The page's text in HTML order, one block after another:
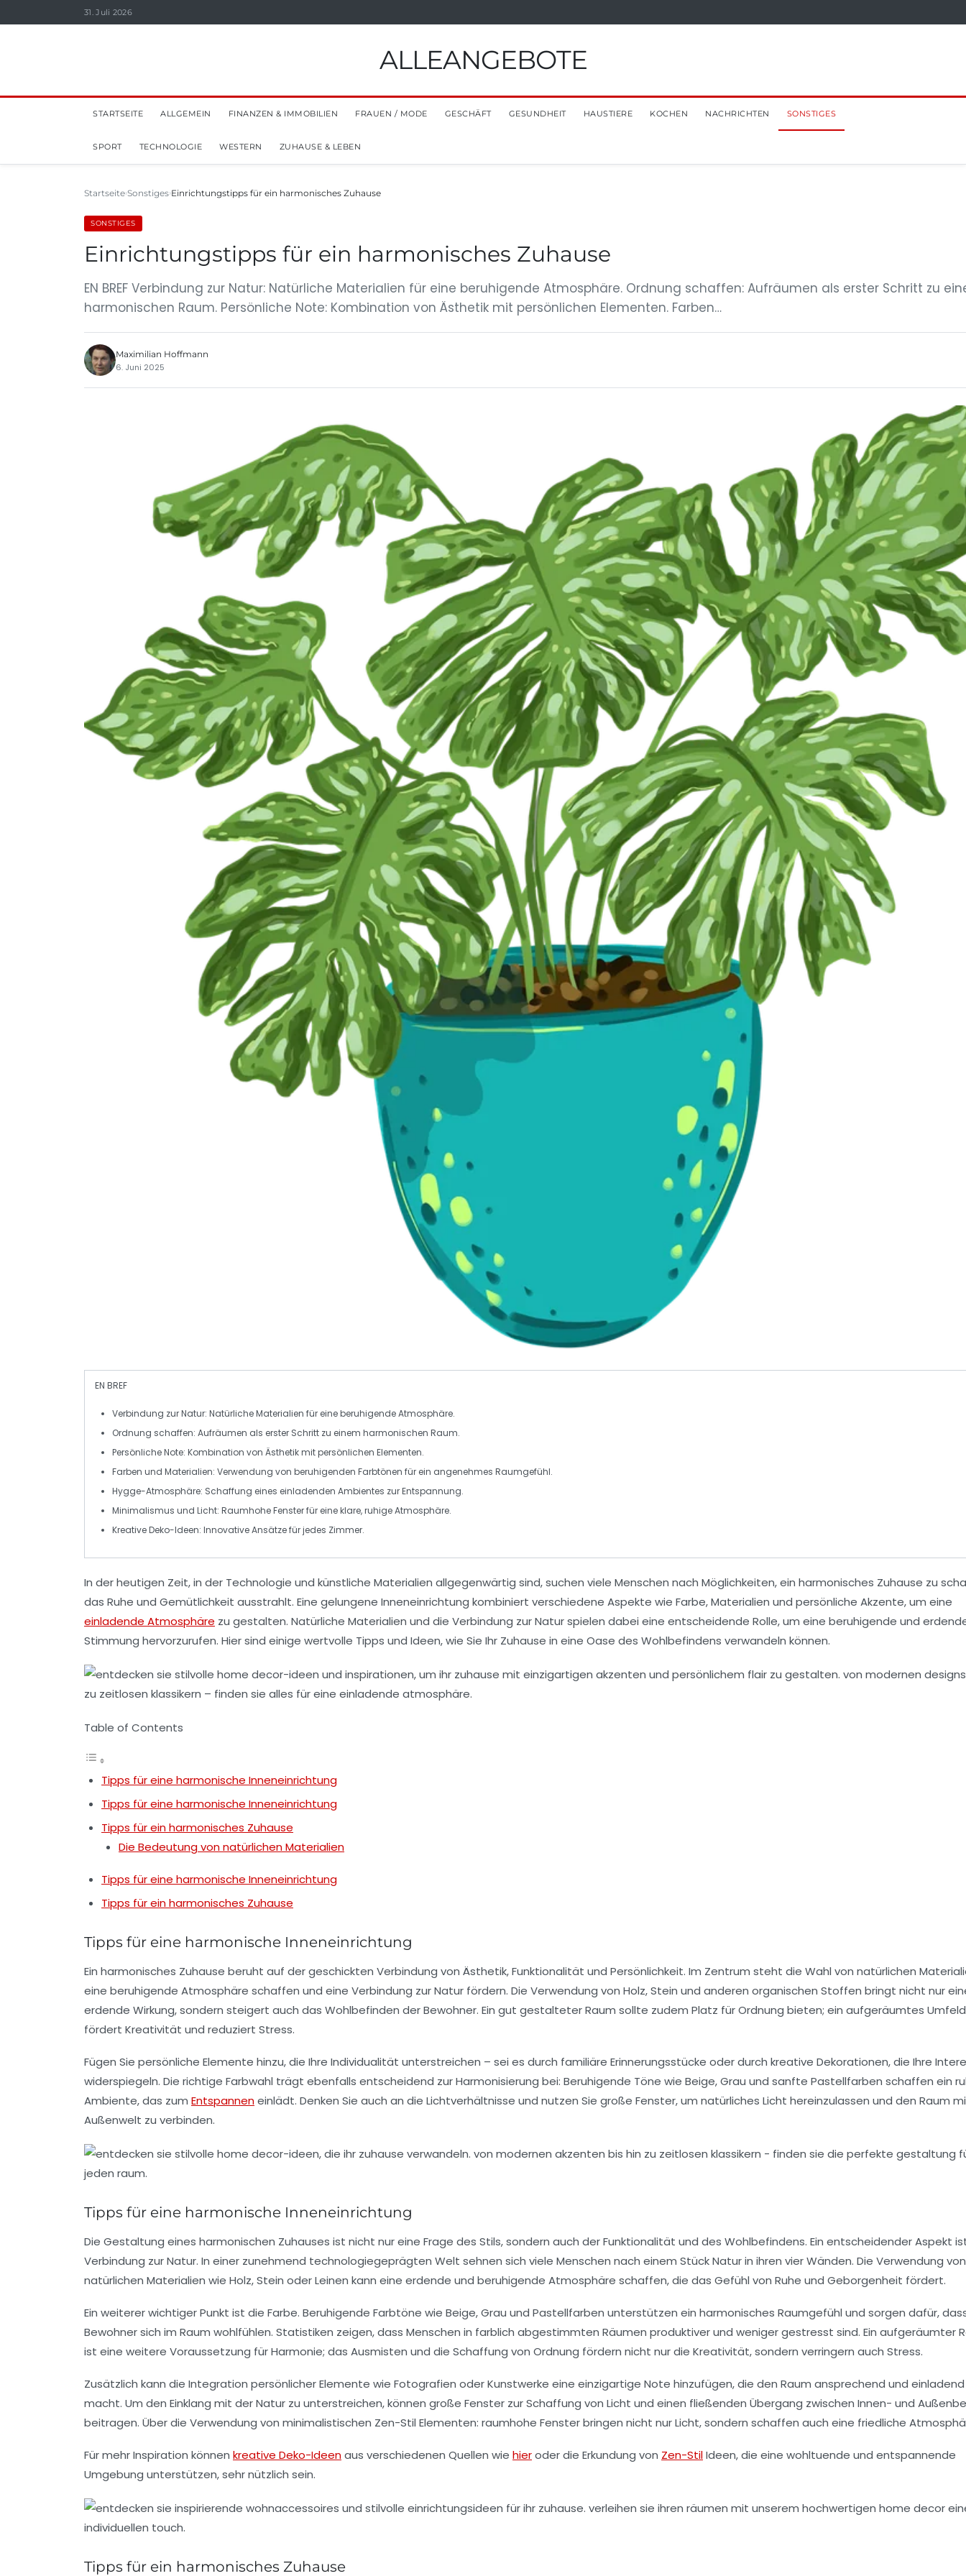
31. Juli 2026
ALLEANGEBOTE
STARTSEITE ALLGEMEIN FINANZEN & IMMOBILIEN FRAUEN / MODE GESCHÄFT GESUNDHEIT HAUSTIERE KOCHEN NACHRICHTEN SONSTIGES
SPORT TECHNOLOGIE WESTERN ZUHAUSE & LEBEN
Startseite Sonstiges Einrichtungstipps für ein harmonisches Zuhause
SONSTIGES
Einrichtungstipps für ein harmonisches Zuhause
EN BREF Verbindung zur Natur: Natürliche Materialien für eine beruhigende Atmosphäre. Ordnung schaffen: Aufräumen als erster Schritt zu
harmonischen Raum. Persönliche Note: Kombination von Ästhetik mit persönlichen Elementen. Farben…
Maximilian Hoffmann
6. Juni 2025
EN BREF
Verbindung zur Natur: Natürliche Materialien für eine beruhigende Atmosphäre.
Ordnung schaffen: Aufräumen als erster Schritt zu einem harmonischen Raum.
Persönliche Note: Kombination von Ästhetik mit persönlichen Elementen.
Farben und Materialien: Verwendung von beruhigenden Farbtönen für ein angenehmes Raumgefühl.
Hygge-Atmosphäre: Schaffung eines einladenden Ambientes zur Entspannung.
Minimalismus und Licht: Raumhohe Fenster für eine klare, ruhige Atmosphäre.
Kreative Deko-Ideen: Innovative Ansätze für jedes Zimmer.
In der heutigen Zeit, in der Technologie und künstliche Materialien allgegenwärtig sind, suchen viele Menschen nach Möglichkeiten, ein harmonisches Zuhause zu
das Ruhe und Gemütlichkeit ausstrahlt. Eine gelungene Inneneinrichtung kombiniert verschiedene Aspekte wie Farbe,Materialien und persönliche Akzente, um eine
einladende Atmosphäre zu gestalten. Natürliche Materialien und die Verbindung zurNaturspielen dabei eine entscheidende Rolle, um eine beruhigende und
Stimmung hervorzurufen. Hier sind einige wertvolle Tipps und Ideen, wie Sie Ihr Zuhause in eine Oase des Wohlbefindens verwandeln können.
Table of Contents
Tipps für eine harmonische Inneneinrichtung
Tipps für eine harmonische Inneneinrichtung
Tipps für ein harmonisches Zuhause
Die Bedeutung von natürlichen Materialien
Tipps für eine harmonische Inneneinrichtung
Tipps für ein harmonisches Zuhause
Tipps für eine harmonische Inneneinrichtung
Ein harmonisches Zuhause beruht auf der geschickten Verbindung von Ästhetik,Funktionalität und Persönlichkeit. Im Zentrum steht die Wahl von natürlichen
eine beruhigende Atmosphäre schaffen und eine Verbindung zur Natur fördern. Die Verwendung von Holz, Stein und anderen organischen Stoffen bringt nicht nur
erdende Wirkung, sondern steigert auch das Wohlbefinden der Bewohner. Ein gut gestalteter Raum sollte zudem Platz fürOrdnung bieten; ein aufgeräumtes Umfeld
fördert Kreativität und reduziert Stress.
Fügen Sie persönliche Elemente hinzu, die Ihre Individualität unterstreichen – sei es durch familiäre Erinnerungsstücke oder durch kreative Dekorationen, die Ihre
widerspiegeln. Die richtige Farbwahl trägt ebenfalls entscheidend zur Harmonisierung bei: Beruhigende Töne wie Beige,Grau und sanfte Pastellfarben schaffen ein
Ambiente, das zum Entspanneneinlädt. Denken Sie auch an die Lichtverhältnisse und nutzen Sie große Fenster, um natürliches Licht hereinzulassen und den Raum
Außenwelt zu verbinden.
Tipps für eine harmonische Inneneinrichtung
Die Gestaltung eines harmonischen Zuhauses ist nicht nur eine Frage des Stils, sondern auch der Funktionalität und des Wohlbefindens. Ein entscheidender Aspekt
Verbindung zur Natur. In einer zunehmend technologiegeprägten Welt sehnen sich viele Menschen nach einem Stück Natur in ihren vier Wänden. Die Verwendung von
natürlichen Materialien wie Holz, Stein oder Leinen kann eine erdende und beruhigende Atmosphäre schaffen, die das Gefühl von Ruhe und Geborgenheit fördert.
Ein weiterer wichtiger Punkt ist die Farbe. Beruhigende Farbtöne wie Beige, Grau und Pastellfarben unterstützen ein harmonisches Raumgefühl und sorgen dafür,
Bewohner sich im Raum wohlfühlen. Statistiken zeigen, dass Menschen in farblich abgestimmten Räumen produktiver und weniger gestresst sind. Ein aufgeräumter
ist eine weitere Voraussetzung für Harmonie; das Ausmisten und die Schaffung von Ordnung fördern nicht nur die Kreativität, sondern verringern auch Stress.
Zusätzlich kann die Integration persönlicher Elemente wie Fotografien oder Kunstwerke eine einzigartige Note hinzufügen, die den Raum ansprechend und einladend
macht. Um den Einklang mit der Natur zu unterstreichen, können große Fenster zur Schaffung von Licht und einen fließenden Übergang zwischen Innen- und
beitragen. Über die Verwendung von minimalistischen Zen-Stil Elementen: raumhohe Fenster bringen nicht nur Licht, sondern schaffen auch eine friedliche
Für mehr Inspiration können kreative Deko-Ideenaus verschiedenen Quellen wie hieroder die Erkundung von Zen-StilIdeen, die eine wohltuende und entspannende
Umgebung unterstützen, sehr nützlich sein.
Tipps für ein harmonisches Zuhause